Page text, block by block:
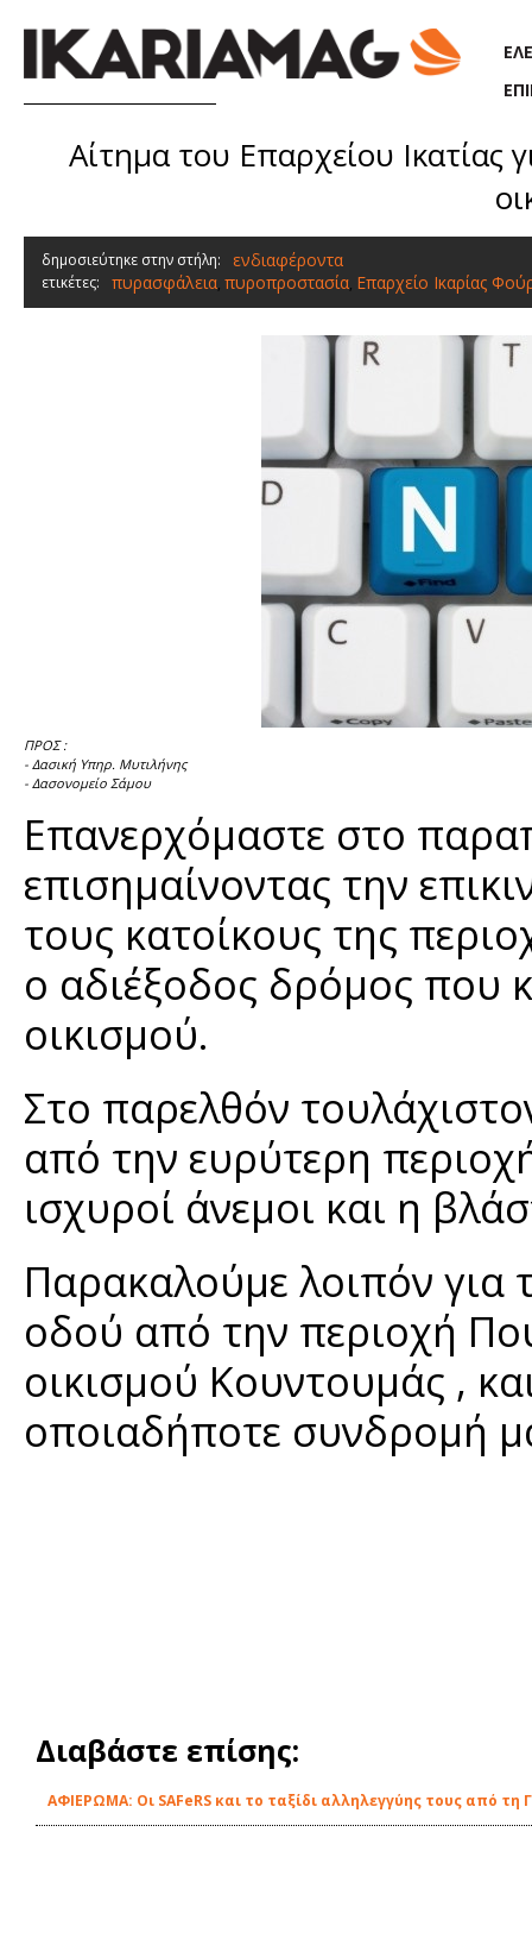
Αίτημα του Επαρχείου
δημοσιεύτηκε στην στήλη: ενδιαφέροντα
ετικέτες: πυρασφάλεια, πυροπροστασία, Επαρχείο Ικαρίας
ΠΡΟΣ :
- Δασική Υπηρ. Μυτιλήνης
- Δασονομείο Σάμου
Επανερχόμαστε στο
επισημαίνοντας την
τους κατοίκους της
ο αδιέξοδος δρόμος που
οικισμού.
Στο παρελθόν
από την ευρύτερη
ισχυροί άνεμοι και η
Παρακαλούμε λοιπόν για
οδού από την περιοχή
οικισμού Κουντουμάς ,
οποιαδήποτε συνδρομή
Διαβάστε επίσης:
ΑΦΙΕΡΩΜΑ: Οι SAFeRS και το ταξίδι αλληλεγγύης τους από τη